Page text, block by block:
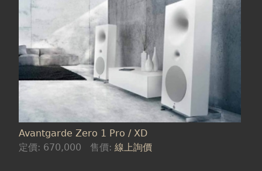
Avantgarde Zero 1 Pro / XD
定價: 670,000 售價:線上詢價